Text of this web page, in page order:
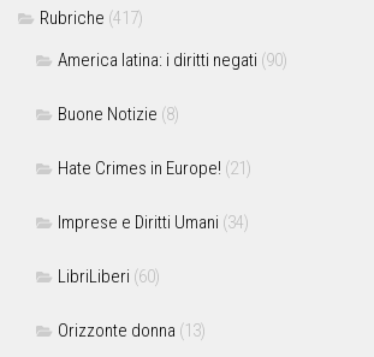
Rubriche (417)
America latina: i diritti negati (90)
Buone Notizie (8)
Hate Crimes in Europe! (21)
Imprese e Diritti Umani (34)
LibriLiberi (60)
Orizzonte donna (13)